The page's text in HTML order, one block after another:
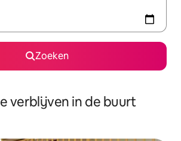
Zoeken
verblijven in de buurt